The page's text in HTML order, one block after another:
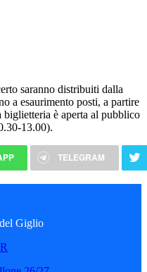
saranno distribuiti dalla
a esaurimento posti, a partire
biglietteria è aperta al pubblico
13.00).
TELEGRAM
Giglio